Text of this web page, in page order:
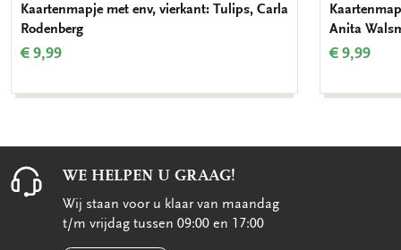
Kaartenmapje met env, vierkant: Tulips, Carla
Rodenberg
€ 9,99
Anita
€ 9,99
WE HELPEN U GRAAG!
Wij staan voor u klaar van maandag
t/m vrijdag tussen 09:00 en 17:00